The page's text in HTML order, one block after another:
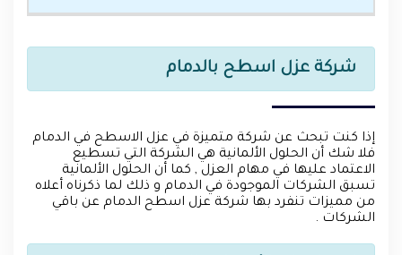
شركة عزل اسطح بالدمام
إذا كنت تبحث عن شركة متميزة في عزل الاسطح في الدمام
فلا شك أن الحلول الألمانية هي الشركة التي تسطيع
الاعتماد عليها في مهام العزل , كما أن الحلول الألمانية
تسبق الشركات الموجودة في الدمام و ذلك لما ذكرناه أعلاه
من مميزات تنفرد بها شركة عزل اسطح الدمام عن باقي
الشركات .